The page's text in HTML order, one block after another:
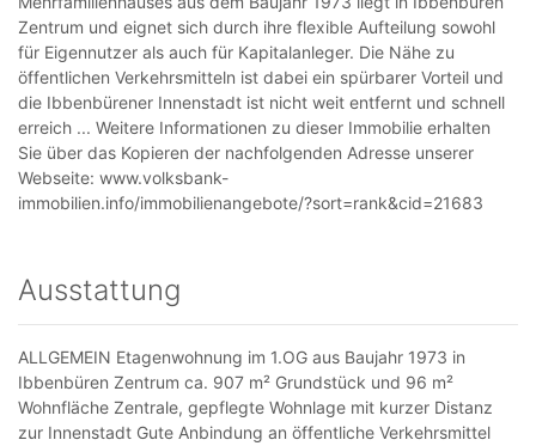
Zentrum und eignet sich durch ihre flexible Aufteilung sowohl
für Eigennutzer als auch für Kapitalanleger. Die Nähe zu
öffentlichen Verkehrsmitteln ist dabei ein spürbarer Vorteil und
die Ibbenbürener Innenstadt ist nicht weit entfernt und schnell
erreich ... Weitere Informationen zu dieser Immobilie erhalten
Sie über das Kopieren der nachfolgenden Adresse unserer
Webseite: www.volksbank-
immobilien.info/immobilienangebote/?sort=rank&cid=21683
Ausstattung
ALLGEMEIN Etagenwohnung im 1.OG aus Baujahr 1973 in
Ibbenbüren Zentrum ca. 907 m² Grundstück und 96 m²
Wohnfläche Zentrale, gepflegte Wohnlage mit kurzer Distanz
zur Innenstadt Gute Anbindung an öffentliche Verkehrsmittel